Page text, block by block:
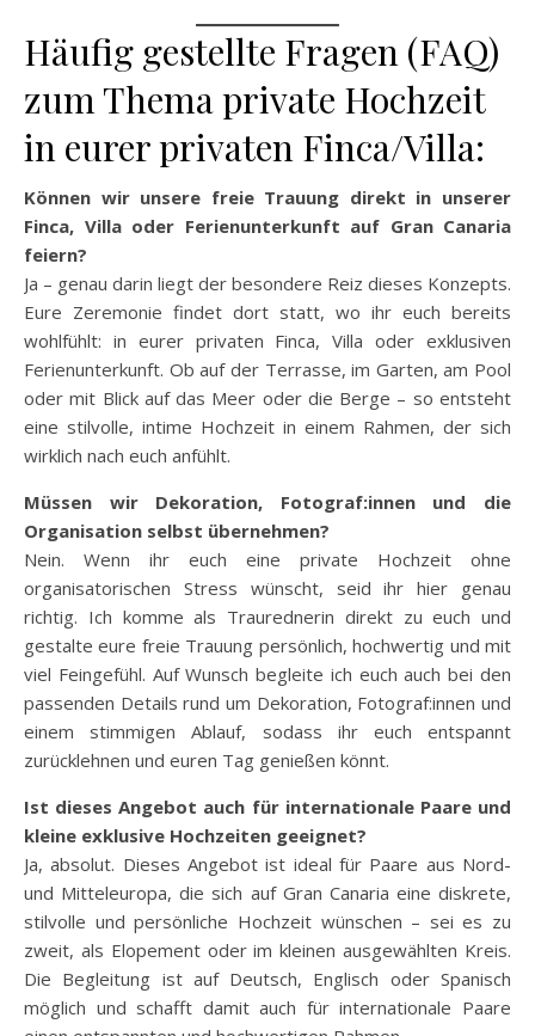
Häufig gestellte Fragen (FAQ)
zum Thema private Hochzeit
in eurer privaten Finca/Villa:
Können wir unsere freie Trauung direkt in unserer
Finca, Villa oder Ferienunterkunft auf Gran Canaria
feiern?
Ja – genau darin liegt der besondere Reiz dieses Konzepts.
Eure Zeremonie findet dort statt, wo ihr euch bereits
wohlfühlt: in eurer privaten Finca, Villa oder exklusiven
Ferienunterkunft. Ob auf der Terrasse, im Garten, am Pool
oder mit Blick auf das Meer oder die Berge – so entsteht
eine stilvolle, intime Hochzeit in einem Rahmen, der sich
wirklich nach euch anfühlt.
Müssen wir Dekoration, Fotograf:innen und die
Organisation selbst übernehmen?
Nein. Wenn ihr euch eine private Hochzeit ohne
organisatorischen Stress wünscht, seid ihr hier genau
richtig. Ich komme als Traurednerin direkt zu euch und
gestalte eure freie Trauung persönlich, hochwertig und mit
viel Feingefühl. Auf Wunsch begleite ich euch auch bei den
passenden Details rund um Dekoration, Fotograf:innen und
einem stimmigen Ablauf, sodass ihr euch entspannt
zurücklehnen und euren Tag genießen könnt.
Ist dieses Angebot auch für internationale Paare und
kleine exklusive Hochzeiten geeignet?
Ja, absolut. Dieses Angebot ist ideal für Paare aus Nord-
und Mitteleuropa, die sich auf Gran Canaria eine diskrete,
stilvolle und persönliche Hochzeit wünschen – sei es zu
zweit, als Elopement oder im kleinen ausgewählten Kreis.
Die Begleitung ist auf Deutsch, Englisch oder Spanisch
möglich und schafft damit auch für internationale Paare